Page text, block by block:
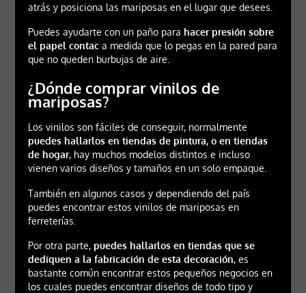
atrás y posiciona las mariposas en el lugar que desees.
Puedes ayudarte con un paño para hacer presión sobre
el papel contaca medida que lo pegas en la pared para
que no queden burbujas de aire.
¿Dónde comprar vinilos de
mariposas?
Los vinilos son fáciles de conseguir, normalmente
puedes hallarlos en tiendas de pintura, o en tiendas
de hogar, hay muchos modelos distintos e incluso
vienen varios diseños y tamaños en un solo empaque.
También en algunos casos y dependiendo del país
puedes encontrar estos vinilos de mariposas en
ferreterías.
Por otra parte, puedes hallarlos en tiendas que se
dediquen a la fabricación de esta decoración, es
bastante común encontrar estos pequeños negocios en
los cuales puedes encontrar diseños de todo tipo y